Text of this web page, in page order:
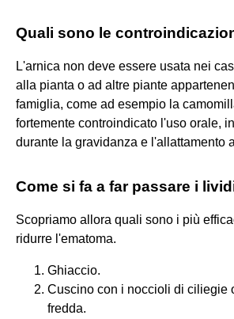
Quali sono le
L'arnica non deve essere usata nei
alla pianta o ad altre piante
famiglia, come ad esempio la
fortemente controindicato l'uso orale,
durante la gravidanza e l'allattamento
Come si fa a far passare i
Scopriamo allora quali sono i più
ridurre l'ematoma.
Ghiaccio.
Cuscino con i noccioli di ciliegie
fredda.